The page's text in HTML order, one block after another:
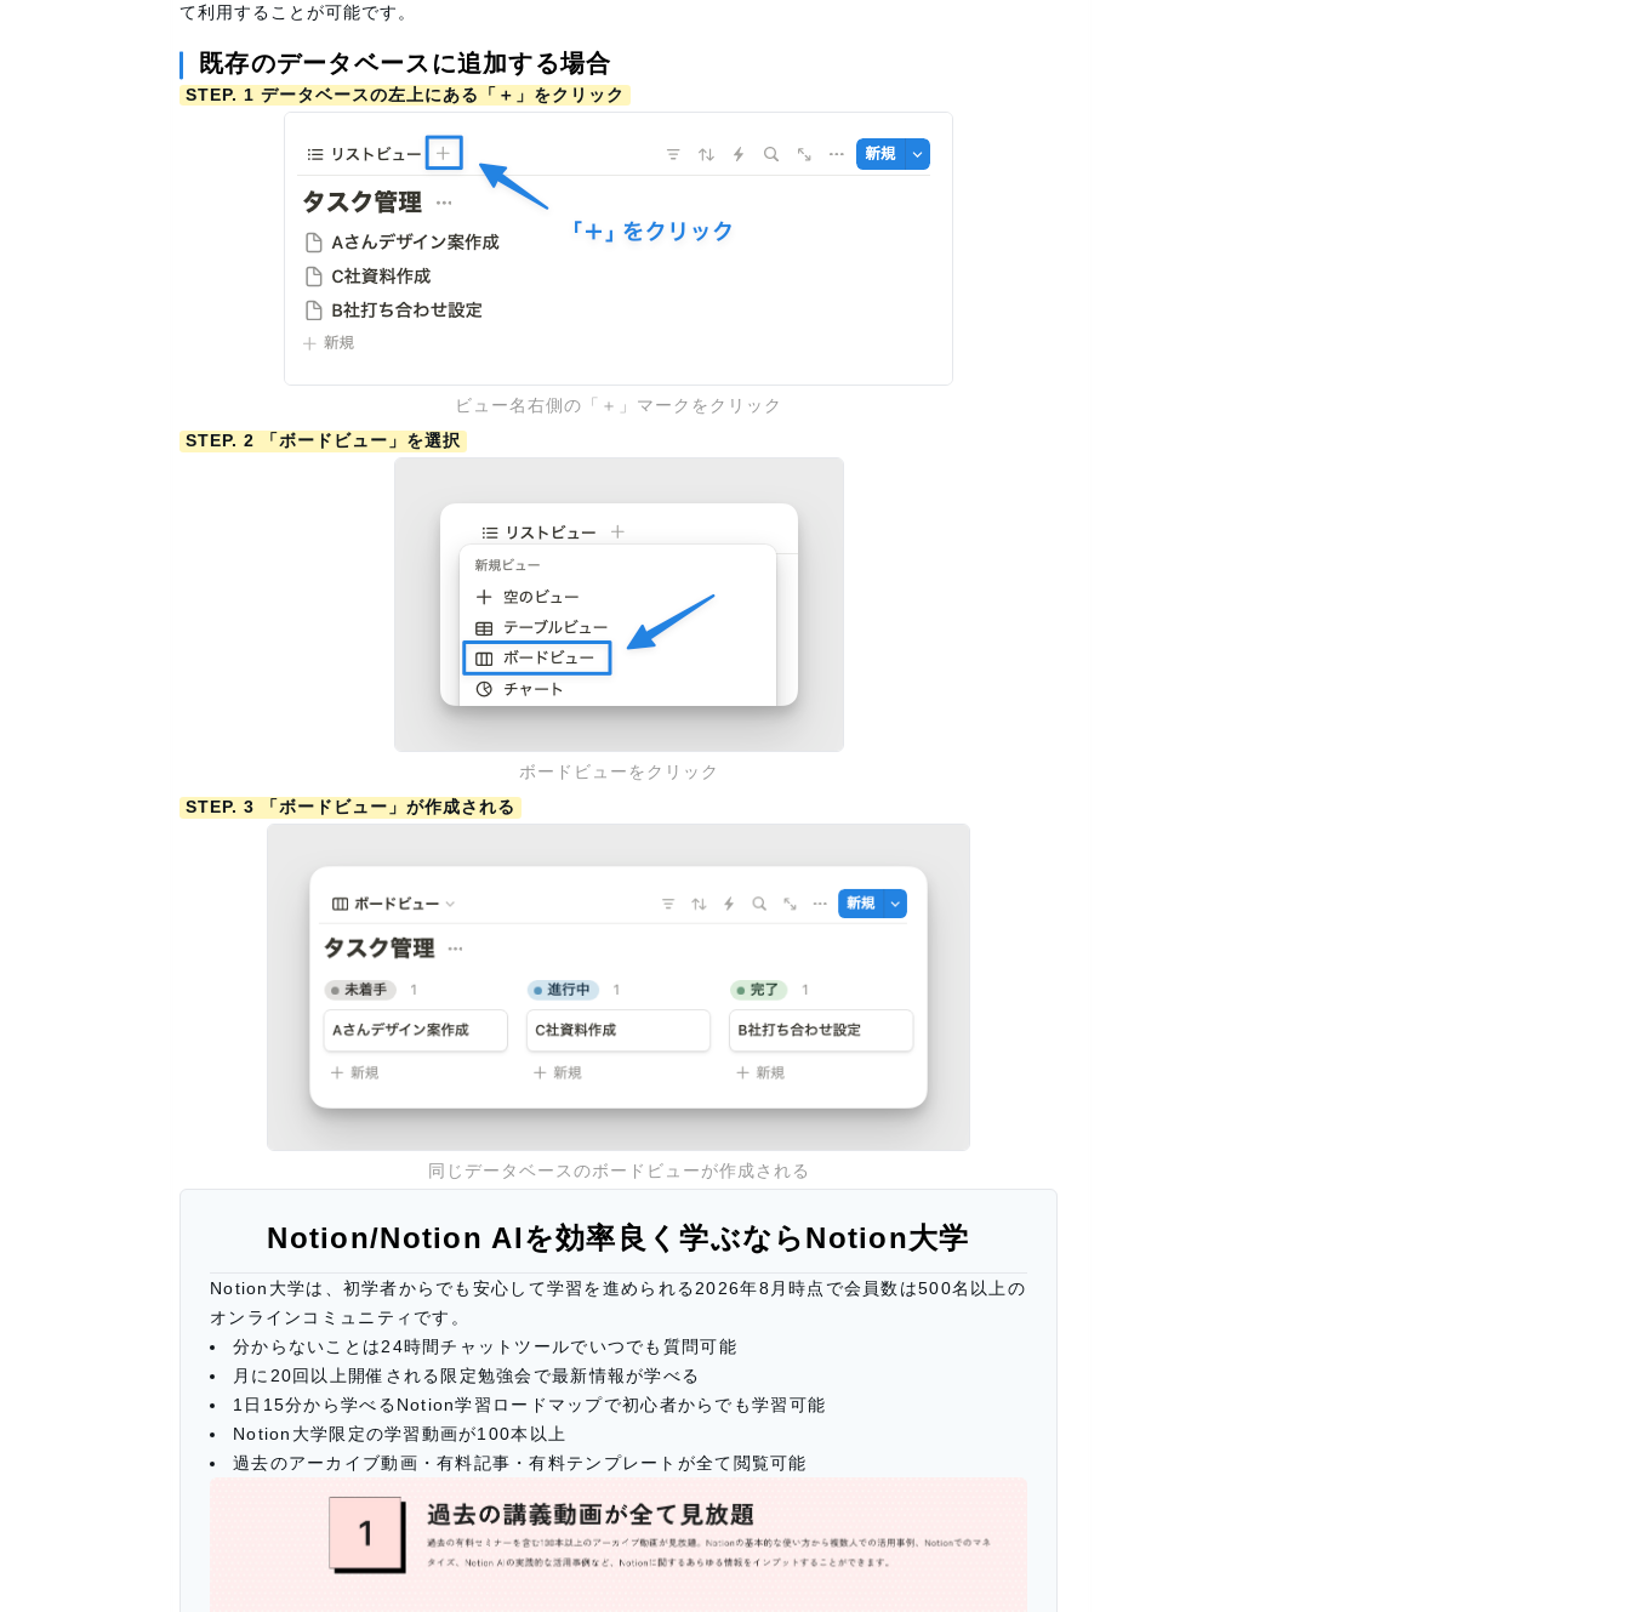
て利用することが可能です。
既存のデータベースに追加する場合
STEP. 1 データベースの左上にある「＋」をクリック
ビュー名右側の「＋」マークをクリック
STEP. 2 「ボードビュー」を選択
ボードビューをクリック
STEP. 3 「ボードビュー」が作成される
同じデータベースのボードビューが作成される
Notion/Notion AIを効率良く学ぶならNotion大学
Notion大学は、初学者からでも安心して学習を進められる2026年8月時点で会員数は500名以上の
オンラインコミュニティです。
分からないことは24時間チャットツールでいつでも質問可能
月に20回以上開催される限定勉強会で最新情報が学べる
1日15分から学べるNotion学習ロードマップで初心者からでも学習可能
Notion大学限定の学習動画が100本以上
過去のアーカイブ動画・有料記事・有料テンプレートが全て閲覧可能